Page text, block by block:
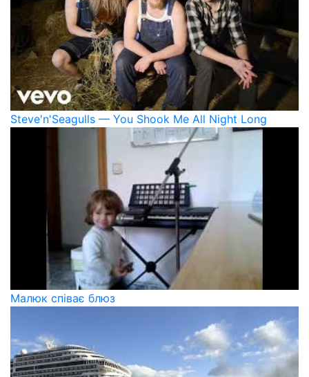
Steve'n'Seagulls — You Shook Me All Night Long
Малюк співає блюз